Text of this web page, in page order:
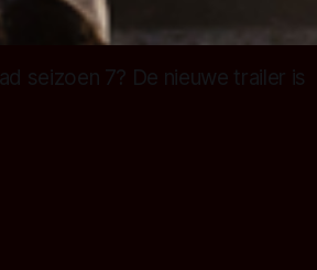
seizoen 7? De nieuwe trailer is